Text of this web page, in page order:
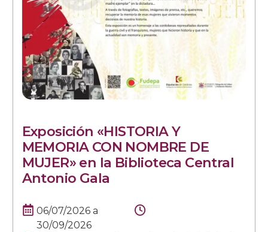
Exposición «HISTORIA Y
MEMORIA CON NOMBRE DE
MUJER» en la Biblioteca Central
Antonio Gala
06/07/2026 a
30/09/2026